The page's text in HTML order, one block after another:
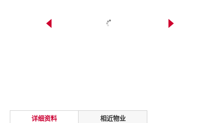
详细资料 相近物业